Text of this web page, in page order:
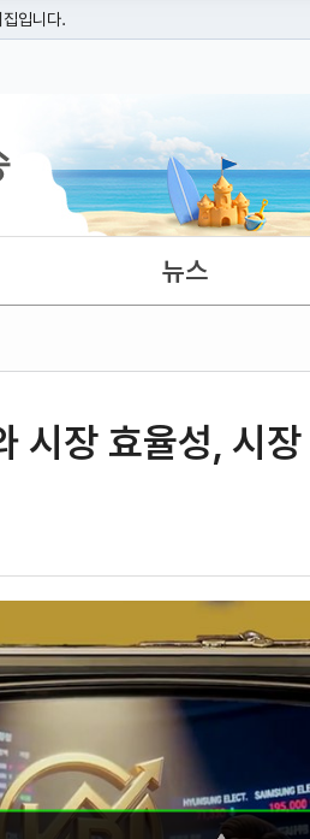
입니다.
사용하고 있다면 아래 URL에서 도메인 주소
뉴스
시장 효율성, 시